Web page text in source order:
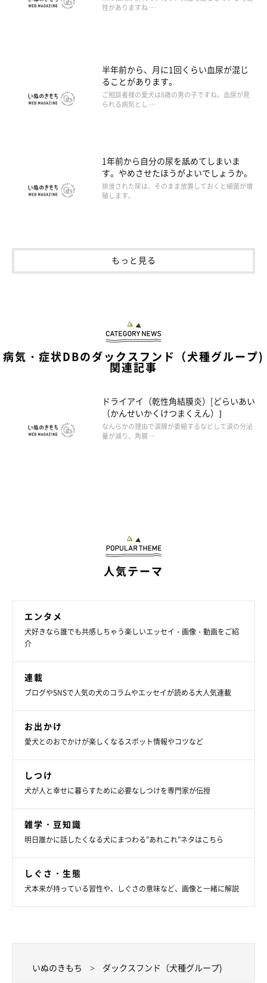
性がありますね …
半年前から、月に1回くらい血尿が混じ
ることがあります。
ご相談者様の愛犬は8歳の男の子ですね。血尿が見
られる病気とし …
1年前から自分の尿を舐めてしまいま
す。やめさせたほうがよいでしょうか。
排泄された尿は、そのまま放置しておくと細菌が増
殖します。
もっと見る
病気・症状DBのダックスフンド（犬種グループ)
関連記事
ドライアイ（乾性角結膜炎）[どらいあい
（かんせいかくけつまくえん）]
なんらかの理由で涙腺が委縮するなどして涙の分泌
量が減り、角膜 …
人気テーマ
エンタメ
犬好きなら誰でも共感しちゃう楽しいエッセイ・画像・動画をご紹
介
連載
ブログやSNSで人気の犬のコラムやエッセイが読める大人気連載
お出かけ
愛犬とのおでかけが楽しくなるスポット情報やコツなど
しつけ
犬が人と幸せに暮らすために必要なしつけを専門家が伝授
雑学・豆知識
明日誰かに話したくなる犬にまつわる”あれこれ”ネタはこちら
しぐさ・生態
犬本来が持っている習性や、しぐさの意味など、画像と一緒に解説
いぬのきもち ダックスフンド（犬種グループ)